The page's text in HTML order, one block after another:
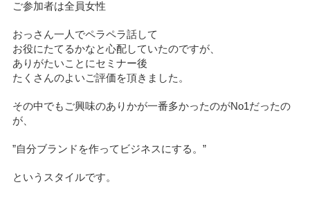
ご参加者は全員女性
おっさん一人でペラペラ話して
お役にたてるかなと心配していたのですが、
ありがたいことにセミナー後
たくさんのよいご評価を頂きました。
その中でもご興味のありかが一番多かったのがNo1だったの
が、
”自分ブランドを作ってビジネスにする。”
というスタイルです。